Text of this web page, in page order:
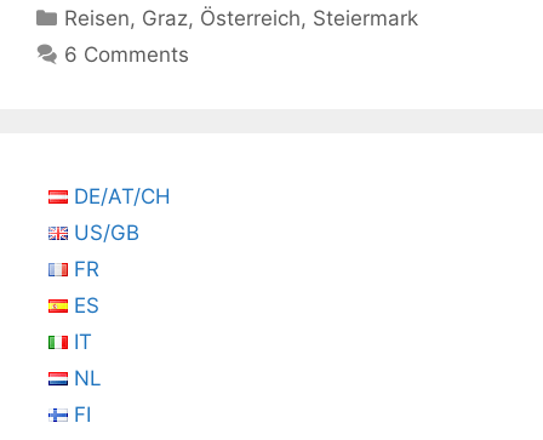
Kategorien
Reisen, Graz, Österreich, Steiermark
6 Comments
DE/AT/CH
US/GB
FR
ES
IT
NL
FI